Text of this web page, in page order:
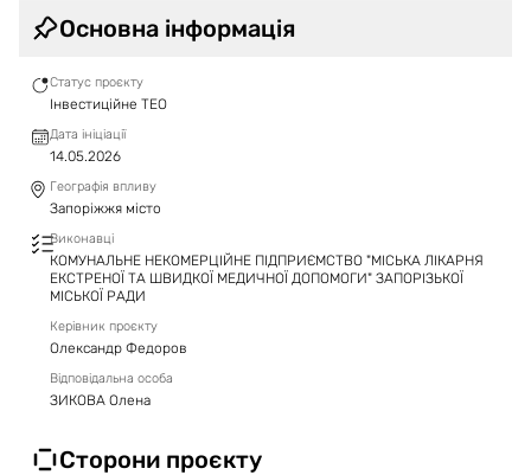
Основна інформація
Статус проєкту
Інвестиційне ТЕО
Дата ініціації
14.05.2026
Географія впливу
Запоріжжя місто
Виконавці
КОМУНАЛЬНЕ НЕКОМЕРЦІЙНЕ ПІДПРИЄМСТВО "МІСЬКА ЛІКАРНЯ
ЕКСТРЕНОЇ ТА ШВИДКОЇ МЕДИЧНОЇ ДОПОМОГИ" ЗАПОРІЗЬКОЇ
МІСЬКОЇ РАДИ
Керівник проєкту
Олександр Федоров
Відповідальна особа
ЗИКОВА Олена
Сторони проєкту